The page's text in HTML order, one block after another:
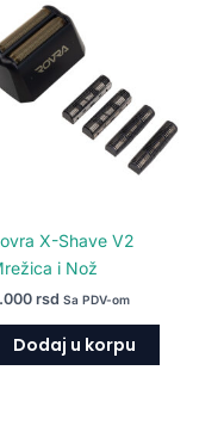
X-Shave V2
i Nož
rsd Sa PDV-om
Dodaj u korpu